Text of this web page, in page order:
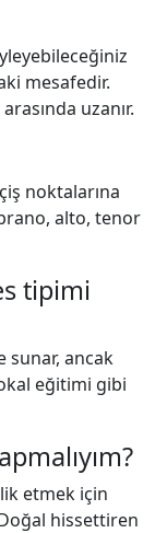
mesafedir.
uzanır.
noktalarına
alto, tenor
tipimi
sunar, ancak
eğitimi gibi
etmek için
hissettiren